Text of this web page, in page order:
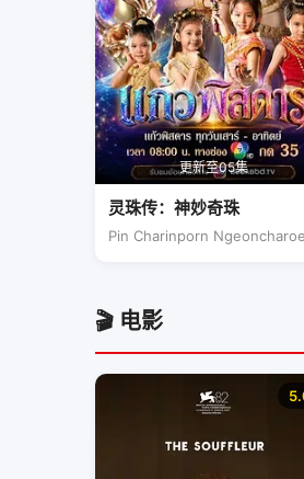
更新至05集
灵珠传：神妙奇珠
Pin Charinporn
🎬 电影